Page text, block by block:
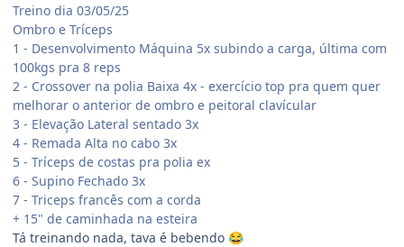
Treino dia 03/05/25
Ombro e Tríceps
1 - Desenvolvimento Máquina 5x subindo a carga, última com
100kgs pra 8 reps
2 - Crossover na polia Baixa 4x - exercício top pra quem quer
melhorar o anterior de ombro e peitoral clavícular
3 - Elevação Lateral sentado 3x
4 - Remada Alta no cabo 3x
5 - Tríceps de costas pra polia ex
6 - Supino Fechado 3x
7 - Triceps francês com a corda
+ 15" de caminhada na esteira
Tá treinando nada, tava é bebendo 😂